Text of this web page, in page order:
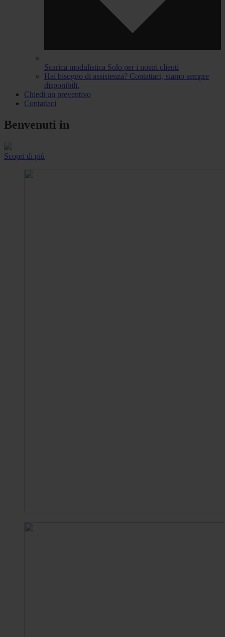
Scarica modulistica Solo per i nostri clienti
Hai bisogno di assistenza? Contattaci, siamo sempre
disponibili.
Chiedi un preventivo
Contattaci
Benvenuti in
Scopri di più